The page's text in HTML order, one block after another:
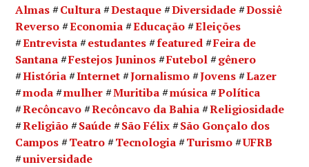
Almas
Cultura Destaque Diversidade
Dossiê
Reverso
Economia Educação
Eleições
Entrevista
estudantes featured
Feira de
Santana
Festejos Juninos Futebol
gênero
História
Internet Jornalismo Jovens
Lazer
moda
mulher Muritiba música
Política
Recôncavo
Recôncavo da Bahia
Religiosidade
Religião
Saúde São Félix
São Gonçalo dos
Campos
Teatro Tecnologia Turismo
UFRB
universidade